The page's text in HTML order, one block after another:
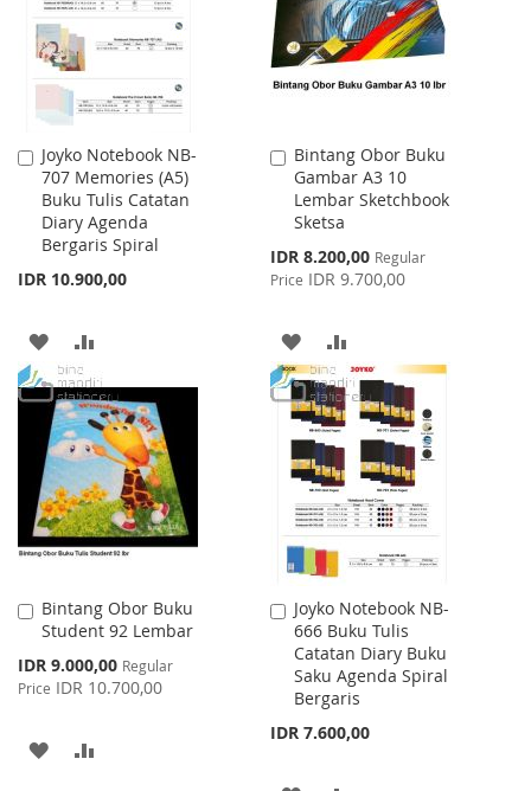
LIST
Joyko Notebook NB-
707 Memories (A5)
Buku Tulis Catatan
Diary Agenda
Bergaris Spiral
IDR 10.900,00
Add
to
Cart
ADD
TO
WISH
LIST
TO
COMPARE
Bintang Obor Buku
Gambar A3 10
Lembar Sketchbook
Sketsa
Special
Price
IDR 8.200,00 Regular
Price IDR 9.700,00
Add
to
Cart
ADD
TO
WISH
LIST
TO
COMPARE
Bintang Obor Buku
Student 92 Lembar
Special
Price
IDR 9.000,00 Regular
Price IDR 10.700,00
Add
to
Cart
ADD
Joyko Notebook NB-
666 Buku Tulis
Catatan Diary Buku
Saku Agenda Spiral
Bergaris
IDR 7.600,00
Add
to
Cart